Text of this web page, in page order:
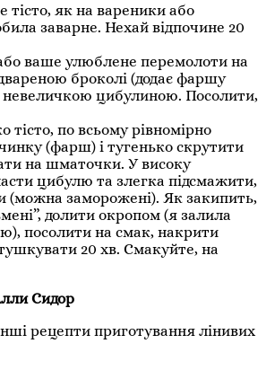
тісто, як на вареники або
заварне. Нехай відпочине 20
ваше улюблене перемолоти на
броколі (додає фаршу
невеличкою цибулиною. Посолити,
тісто, по всьому рівномірно
(фарш) і тугенько скрутити
на шматочки. У високу
цибулю та злегка підсмажити,
(можна заморожені). Як закипить,
долити окропом (я залила
посолити на смак, накрити
20 хв. Смакуйте, на
Сидор
рецепти приготування лінивих